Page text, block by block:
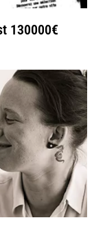
130000€